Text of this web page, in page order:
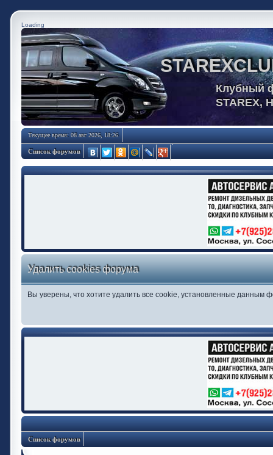
Loading
Клубный
STAREX,
Текущее время: 08 авг 2026, 18:26
Список форумов
Удалить cookies форума
Вы уверены, что хотите удалить все cookie, установленные данным
Список форумов